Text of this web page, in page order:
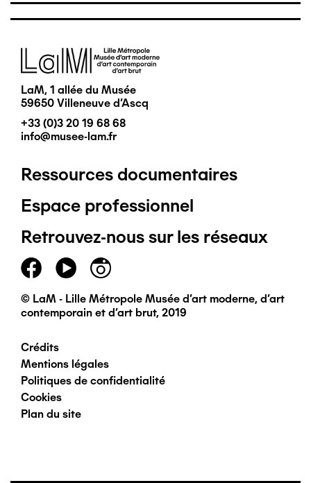
Image
LaM, 1 allée du Musée
59650 Villeneuve d'Ascq
+33 (0)3 20 19 68 68
info@musee-lam.fr
Pied
de
page
principal
Ressources documentaires
Espace professionnel
Retrouvez-nous sur les réseaux
© LaM - Lille Métropole Musée d'art moderne, d'art
contemporain et d'art brut, 2019
Pied
de
page
Crédits
Mentions légales
Politiques de confidentialité
Cookies
Plan du site